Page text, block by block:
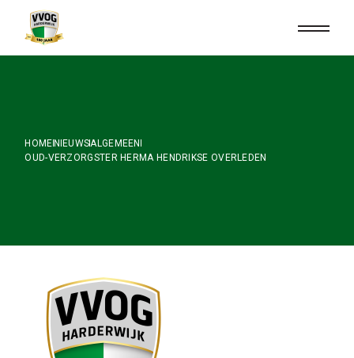
content
HOME NIEUWSALGEMEEN
OUD-VERZORGSTER HERMA HENDRIKSE OVERLEDEN